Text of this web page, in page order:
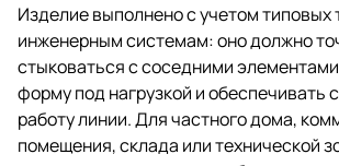
Изделие выполнено с учетом типовых
инженерным системам: оно должно
стыковаться с соседними
форму под нагрузкой и обеспечивать
работу линии. Для частного дома,
помещения, склада или технической